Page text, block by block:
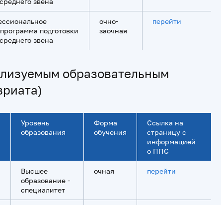
подготовки
звена
очно-
заочная
перейти
образовательным
Уровень
образования
Форма
обучения
Ссылка на
страницу с
информацией
о ППС
Высшее
образование -
специалитет
очная перейти